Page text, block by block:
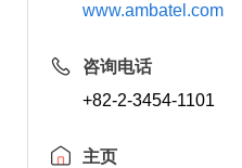
www.ambatel.com
咨询电话
+82-2-3454-1101
主页